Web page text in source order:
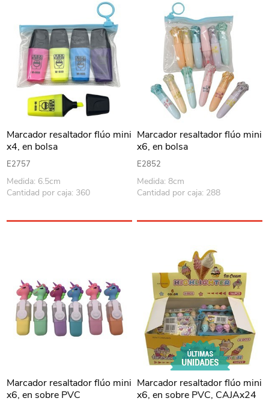
Marcador resaltador flúo mini
x4, en bolsa
E2757
Medida: 6.5cm
Cantidad por caja: 360
Marcador resaltador flúo mini
x6, en bolsa
E2852
Medida: 8cm
Cantidad por caja: 288
Marcador resaltador flúo mini
x6, en sobre PVC
Marcador resaltador flúo mini
x6, en sobre PVC, CAJAx24